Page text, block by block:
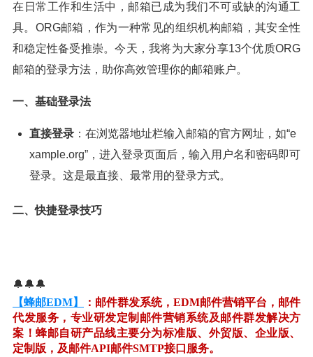
在日常工作和生活中，邮箱已成为我们不可或缺的沟通工
具。ORG邮箱，作为一种常见的组织机构邮箱，其安全性
和稳定性备受推崇。今天，我将为大家分享13个优质ORG
邮箱的登录方法，助你高效管理你的邮箱账户。
一、基础登录法
直接登录 ：在浏览器地址栏输入邮箱的官方网址，如“e
xample.org”，进入登录页面后，输入用户名和密码即可
登录。这是最直接、最常用的登录方式。
二、快捷登录技巧
🔔🔔🔔
【蜂邮EDM】
：邮件群发系统，EDM邮件营销平台，邮件
代发服务，专业研发定制邮件营销系统及邮件群发解决方
案！蜂邮自研产品线主要分为标准版、外贸版、企业版、
定制版，及邮件API邮件SMTP接口服务。